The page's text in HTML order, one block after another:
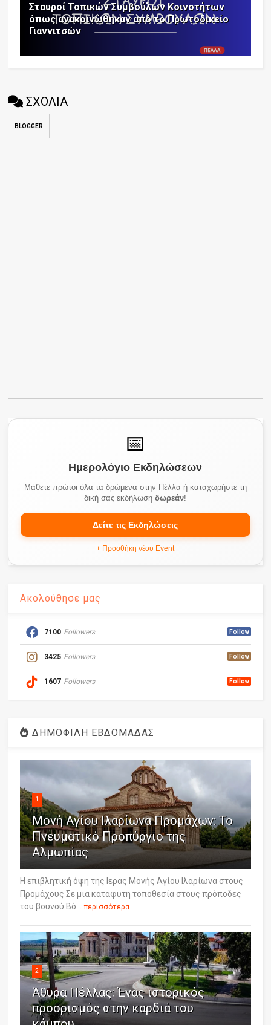
Σταυροί Τοπικών Συμβούλων Κοινοτήτων
όπως ανακοινώθηκαν από το Πρωτοδικείο
Γιαννιτσών
ΣΧΟΛΙΑ
BLOGGER
📅
Ημερολόγιο Εκδηλώσεων
Μάθετε πρώτοι όλα τα δρώμενα στην Πέλλα ή καταχωρήστε τη
δική σας εκδήλωσηδωρεάν!
Δείτε τις Εκδηλώσεις
+ Προσθήκη νέου Event
Ακολούθησε μας
7100 Followers Follow
3425 Followers Follow
1607 Followers Follow
ΔΗΜΟΦΙΛΗ ΕΒΔΟΜΑΔΑΣ
1
Μονή Αγίου Ιλαρίωνα Προμάχων: Το
Πνευματικό Προπύργιο της
Αλμωπίας
Η επιβλητική όψη της Ιεράς Μονής Αγίου Ιλαρίωνα στους
Προμάχους Σε μια κατάφυτη τοποθεσία στους πρόποδες
του βουνού Βό...
περισσότερα
2
Άθυρα Πέλλας: Ένας ιστορικός
προορισμός στην καρδιά του